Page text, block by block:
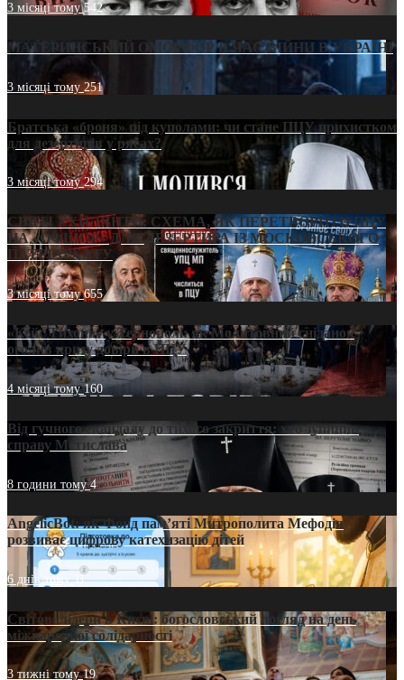
3 місяці тому542
МАТЕРИНСЬКИЙ ОМОРФОР В ЧАС ВІЙНИ В УКРАЇНІ
3 місяці тому251
Братська «броня» під куполами: чи стане ПЦУ прихистком
для дезертирів у рясах?
3 місяці тому294
СВЯТІ УХИЛЯНТИ: СХЕМА, ЯК ПЕРЕТВОРИТИ ПЦУ
НА «ОФШОР» ДЛЯ ДЕЗЕРТИРА ІЗ МОСКОВСЬКОГО
ПАТРІАРХАТУ
3 місяці тому655
«Кейс Тихона» у Тернополі: як Молитовний сніданок
оголив кризу довіри в ПЦУ
4 місяці тому160
Від гучного скандалу до тихого закриття: хто зупинив
справу Мстислава
8 години тому4
AngelicBot: як Фонд пам’яті Митрополита Мефодія
розвиває цифрову катехизацію дітей
6 днів тому11
Світові лідери в Києві: богословський погляд на день
міжнародної солідарності
3 тижні тому19